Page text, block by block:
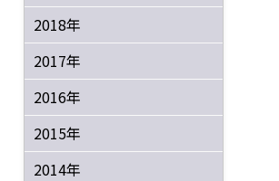
2018年
2017年
2016年
2015年
2014年